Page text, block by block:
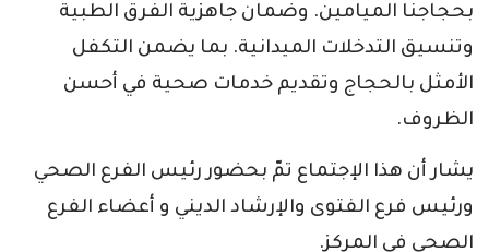
بحجاجنا الميامين. وضمان جاهزية الفرق الطبية
وتنسيق التدخلات الميدانية. بما يضمن التكفل
الأمثل بالحجاج وتقديم خدمات صحية في أحسن
الظروف.
يشار أن هذا الإجتماع تمّ بحضور رئيس الفرع الصحي
ورئيس فرع الفتوى والإرشاد الديني و أعضاء الفرع
الصحي في المركز.